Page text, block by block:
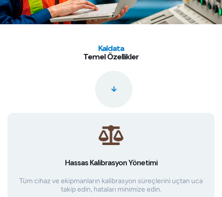
Kaldata
Temel Özellikler
Hassas Kalibrasyon Yönetimi
Tüm cihaz ve ekipmanların kalibrasyon süreçlerini uçtan uca
takip edin, hataları minimize edin.